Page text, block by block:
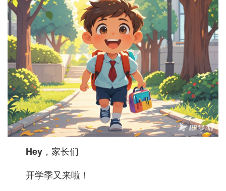
Hey，家长们
开学季又来啦！